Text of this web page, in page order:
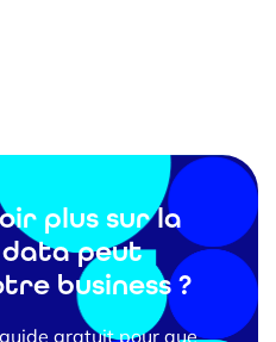
plus sur la
peut
business ?
gratuit pour que